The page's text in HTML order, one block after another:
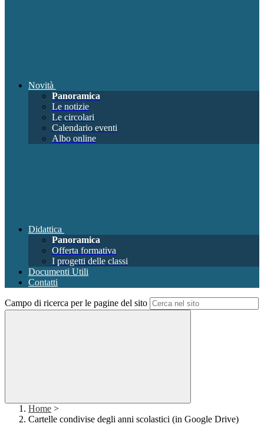
Novità
Panoramica
Le notizie
Le circolari
Calendario eventi
Albo online
Didattica
Panoramica
Offerta formativa
I progetti delle classi
Documenti Utili
Contatti
Campo di ricerca per le pagine del sito
Home >
Cartelle condivise degli anni scolastici (in Google Drive)